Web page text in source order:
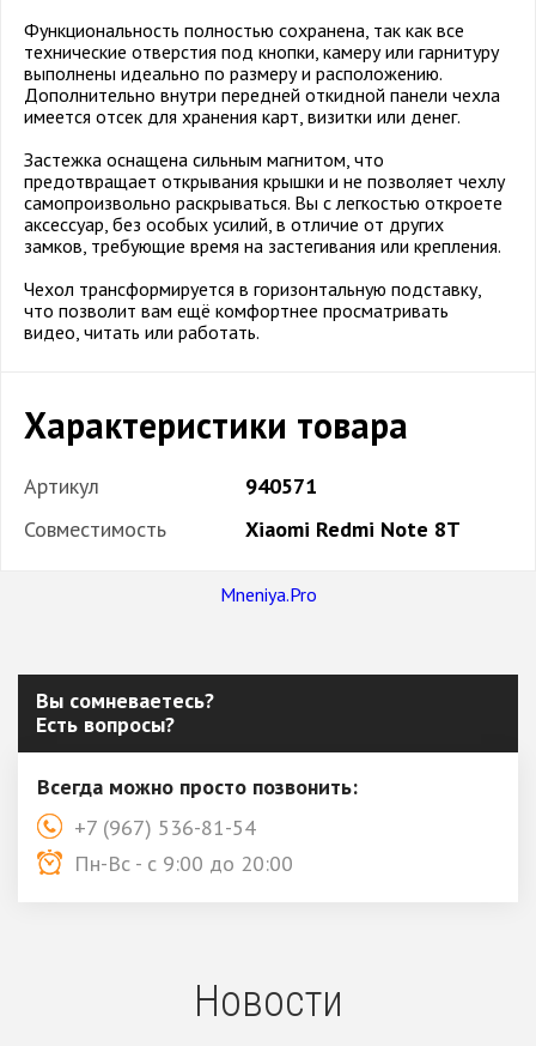
Функциональность полностью сохранена, так как все
технические отверстия под кнопки, камеру или гарнитуру
выполнены идеально по размеру и расположению.
Дополнительно внутри передней откидной панели чехла
имеется отсек для хранения карт, визитки или денег.
Застежка оснащена сильным магнитом, что
предотвращает открывания крышки и не позволяет чехлу
самопроизвольно раскрываться. Вы с легкостью откроете
аксессуар, без особых усилий, в отличие от других
замков, требующие время на застегивания или крепления.
Чехол трансформируется в горизонтальную подставку,
что позволит вам ещё комфортнее просматривать
видео, читать или работать.
Характеристики товара
Артикул
940571
Совместимость
Xiaomi Redmi Note 8T
Mneniya.Pro
Вы сомневаетесь?
Есть вопросы?
Всегда можно просто позвонить:
+7 (967) 536-81-54
Пн-Вс - с 9:00 до 20:00
Новости